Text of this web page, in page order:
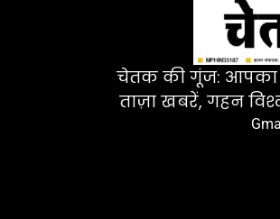
चेतक की गूंज: आपका
ताज़ा खबरें, गहन